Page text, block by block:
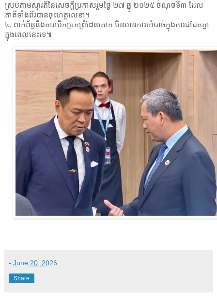
ស្របតាមស្មារតីនៃសេចក្តីប្រកាសរួមថ្ងៃ ២៧ ធ្នូ ២០២៥ ចំណុចទី៣ ដែល
ភាគីទាំងពីរបានចុះហត្ថលេខា។
៤. ពាក់ព័ន្ធនឹងការបើកច្រកព្រំដែនគោក មិនមានការចាំបាច់ក្នុងការជជែកគ្នា
ក្នុងពេលនេះទេ៕
- June 20, 2026
Share